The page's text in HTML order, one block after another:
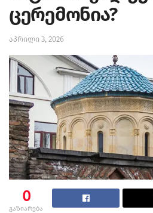
ცერემონია?
აპრილი 3, 2026
0
გაზიარება